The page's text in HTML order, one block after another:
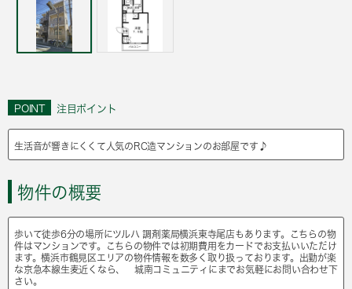
POINT 注目ポイント
生活音が響きにくくて人気のRC造マンションのお部屋です♪
物件の概要
歩いて徒歩6分の場所にツルハ 調剤薬局横浜東寺尾店もあります。こちらの物
件はマンションです。こちらの物件では初期費用をカードでお支払いいただけ
ます。横浜市鶴見区エリアの物件情報を数多く取り扱っております。出勤が楽
な京急本線生麦近くなら、 城南コミュニティにまでお気軽にお問い合わせ下
さい。